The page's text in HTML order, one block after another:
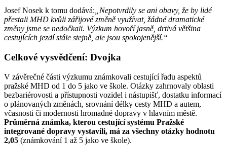
Josef Nosek k tomu dodává: „Nepotvrdily se ani obavy, že by lidé
přestali MHD kvůli zářijové změně využívat, žádné dramatické
změny jsme se nedočkali. Výzkum hovoří jasně, drtivá většina
cestujících jezdí stále stejně, ale jsou spokojenější.“
Celkové vysvědčení: Dvojka
V závěrečné části výzkumu známkovali cestující řadu aspektů
pražské MHD od 1 do 5 jako ve škole. Otázky zahrnovaly oblasti
bezbariérovosti a přístupnosti vozidel i nástupišť, dostatku informací
o plánovaných změnách, srovnání délky cesty MHD a autem,
včasnosti či modernosti hromadné dopravy v hlavním městě.
Průměrná známka, kterou cestující systému Pražské
integrované dopravy vystavili, má za všechny otázky hodnotu
2,05 (známkování 1 až 5 jako ve škole).